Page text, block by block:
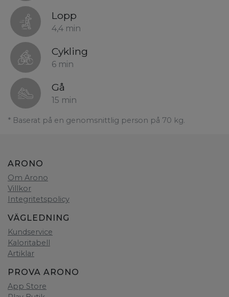
Lopp
4,4 min
Cykling
6 min
Gå
15 min
* Baserat på en genomsnittlig person på 70 kg.
ARONO
Om Arono
Villkor
Integritetspolicy
VÄGLEDNING
Kundservice
Kaloritabell
Artiklar
PROVA ARONO
App Store